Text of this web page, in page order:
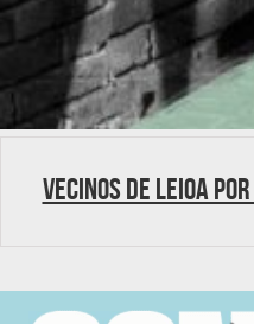
Vecinos de Leioa